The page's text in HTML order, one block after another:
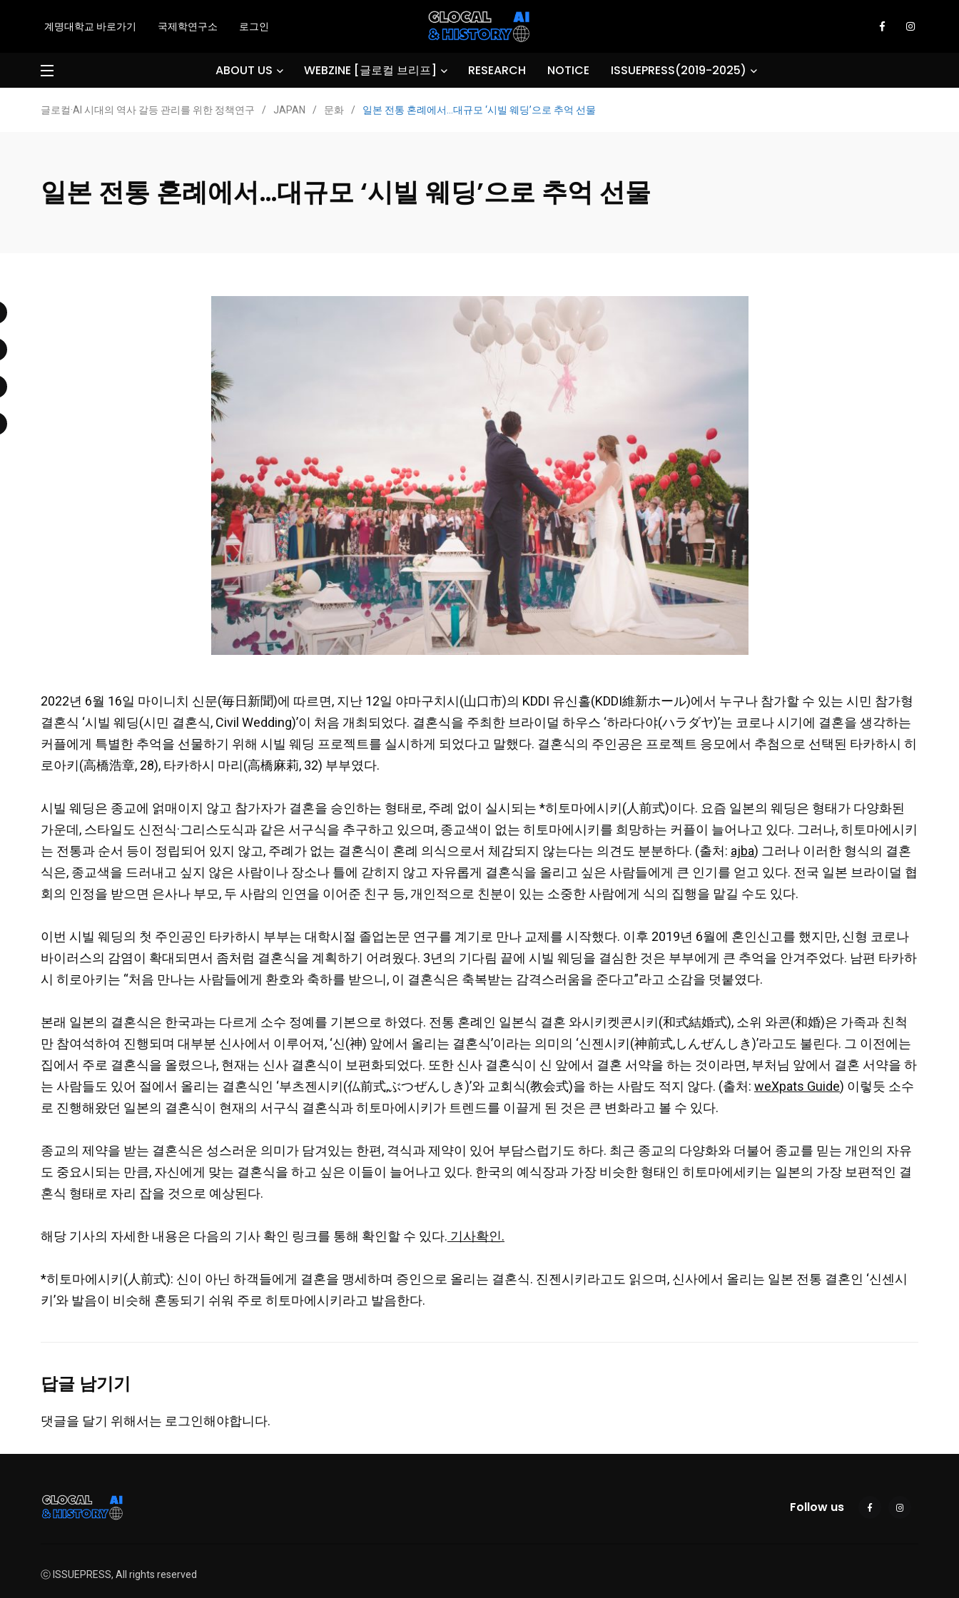
계명대학교 바로가기 국제학연구소 로그인
ABOUT US WEBZINE [글로컬 브리프] RESEARCH NOTICE ISSUEPRESS(2019-2025)
글로컬·AI 시대의 역사 갈등 관리를 위한 정책연구 / JAPAN / 문화 / 일본 전통 혼례에서…대규모 ‘시빌 웨딩’으로 추억 선물
일본 전통 혼례에서…대규모 ‘시빌 웨딩’으로 추억 선물
2022년 6월 16일 마이니치 신문(毎日新聞)에 따르면, 지난 12일 야마구치시(山口市)의 ​​KDDI 유신홀(KDDI維新ホール)에서 누구나 참가할 수 있는 시민 참가형
결혼식 ‘시빌 웨딩(시민 결혼식, Civil Wedding)’이 처음 개최되었다. 결혼식을 주최한 브라이덜 하우스 ‘하라다야(ハラダヤ)’는 코로나 시기에 결혼을 생각하는
커플에게 특별한 추억을 선물하기 위해 시빌 웨딩 프로젝트를 실시하게 되었다고 말했다. 결혼식의 주인공은 프로젝트 응모에서 추첨으로 선택된 타카하시 히
로아키(高橋浩章, 28), 타카하시 마리(高橋麻莉, 32) 부부였다.
시빌 웨딩은 종교에 얽매이지 않고 참가자가 결혼을 승인하는 형태로, 주례 없이 실시되는 *히토마에시키(人前式)이다. 요즘 일본의 웨딩은 형태가 다양화된
가운데, 스타일도 신전식·그리스도식과 같은 서구식을 추구하고 있으며, 종교색이 없는 히토마에시키를 희망하는 커플이 늘어나고 있다. 그러나, 히토마에시키
는 전통과 순서 등이 정립되어 있지 않고, 주례가 없는 결혼식이 혼례 의식으로서 체감되지 않는다는 의견도 분분하다. (출처: ajba) 그러나 이러한 형식의 결혼
식은, 종교색을 드러내고 싶지 않은 사람이나 장소나 틀에 갇히지 않고 자유롭게 결혼식을 올리고 싶은 사람들에게 큰 인기를 얻고 있다. 전국 일본 브라이덜 협
회의 인정을 받으면 은사나 부모, 두 사람의 인연을 이어준 친구 등, 개인적으로 친분이 있는 소중한 사람에게 식의 집행을 맡길 수도 있다.
이번 시빌 웨딩의 첫 주인공인 타카하시 부부는 대학시절 졸업논문 연구를 계기로 만나 교제를 시작했다. 이후 2019년 6월에 혼인신고를 했지만, 신형 코로나
바이러스의 감염이 확대되면서 좀처럼 결혼식을 계획하기 어려웠다. 3년의 기다림 끝에 시빌 웨딩을 결심한 것은 부부에게 큰 추억을 안겨주었다. 남편 타카하
시 히로아키는 “처음 만나는 사람들에게 환호와 축하를 받으니, 이 결혼식은 축복받는 감격스러움을 준다고”라고 소감을 덧붙였다.
본래 일본의 결혼식은 한국과는 다르게 소수 정예를 기본으로 하였다. 전통 혼례인 일본식 결혼 와시키켓콘시키(和式結婚式), 소위 와콘(和婚)은 가족과 친척
만 참여석하여 진행되며 대부분 신사에서 이루어져, ‘신(神) 앞에서 올리는 결혼식’이라는 의미의 ‘신젠시키(神前式,しんぜんしき)’라고도 불린다. 그 이전에는
집에서 주로 결혼식을 올렸으나, 현재는 신사 결혼식이 보편화되었다. 또한 신사 결혼식이 신 앞에서 결혼 서약을 하는 것이라면, 부처님 앞에서 결혼 서약을 하
는 사람들도 있어 절에서 올리는 결혼식인 ‘부츠젠시키(仏前式,ぶつぜんしき)’와 교회식(教会式)을 하는 사람도 적지 않다. (출처: weXpats Guide) 이렇듯 소수
로 진행해왔던 일본의 결혼식이 현재의 서구식 결혼식과 히토마에시키가 트렌드를 이끌게 된 것은 큰 변화라고 볼 수 있다.
종교의 제약을 받는 결혼식은 성스러운 의미가 담겨있는 한편, 격식과 제약이 있어 부담스럽기도 하다. 최근 종교의 다양화와 더불어 종교를 믿는 개인의 자유
도 중요시되는 만큼, 자신에게 맞는 결혼식을 하고 싶은 이들이 늘어나고 있다. 한국의 예식장과 가장 비슷한 형태인 히토마에세키는 일본의 가장 보편적인 결
혼식 형태로 자리 잡을 것으로 예상된다.
해당 기사의 자세한 내용은 다음의 기사 확인 링크를 통해 확인할 수 있다. 기사확인.
*히토마에시키(人前式): 신이 아닌 하객들에게 결혼을 맹세하며 증인으로 올리는 결혼식. 진젠시키라고도 읽으며, 신사에서 올리는 일본 전통 결혼인 ‘신센시
키’와 발음이 비슷해 혼동되기 쉬워 주로 히토마에시키라고 발음한다.
답글 남기기
댓글을 달기 위해서는 로그인해야합니다.
Follow us
ⓒ ISSUEPRESS, All rights reserved